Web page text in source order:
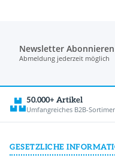
Newsletter Abonnieren
Abmeldung jederzeit möglich
50.000+ Artikel
Umfangreiches B2B-
GESETZLICHE